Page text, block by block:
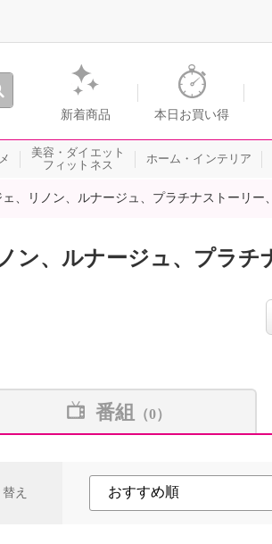
テレビショッピングのショップチャンネル
新着商品 本日お買い得
美容・ダイエット
フィットネス
ホーム・インテリア
、リノン、ルナージュ、プラチナストーリー
ン、ルナージュ、プラチ
番組 （0）
え